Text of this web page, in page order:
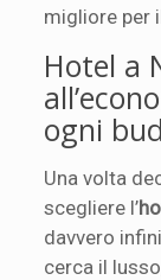
migliore per
Hotel a
ogni
Una volta
scegliere l’
davvero
cerca il